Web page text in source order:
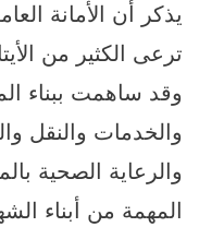
يذكر أن الأمانة
ترعى الكثير من
وقد ساهمت ببناء
والخدمات والنقل
والرعاية الصحية
المهمة من أبناء